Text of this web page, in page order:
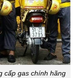
cấp gas chính hãng